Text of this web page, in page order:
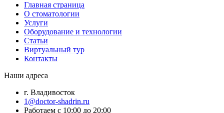
Главная страница
О стоматологии
Услуги
Оборудование и технологии
Статьи
Виртуальный тур
Контакты
Наши адреса
г. Владивосток
1@doctor-shadrin.ru
Работаем с 10:00 до 20:00